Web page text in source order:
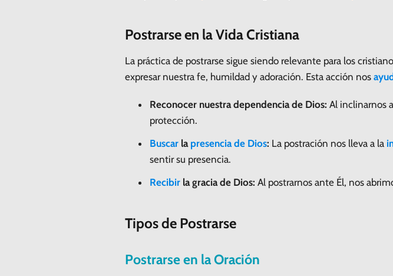
Postrarse en la Vida Cristiana
La práctica de postrarse sigue siendo relevante para los
expresar nuestra fe, humildad y adoración. Esta acción nos
Reconocer nuestra dependencia de Dios: Al inclinarnos
protección.
Buscar la presencia de Dios: La postración nos lleva a la
sentir su presencia.
Recibir la gracia de Dios: Al postrarnos ante Él, nos
Tipos de Postrarse
Postrarse en la Oración